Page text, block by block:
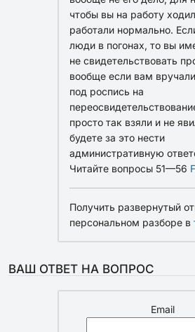
чтобы вы на работу
работали нормально.
люди в погонах, то вы
не свидетельствовать
вообще если вам
под роспись на
просто так взяли и не
будете за это нести
административную
Читайте вопросы 51—56
Получить развернутый
персональном разборе в
ВАШ ОТВЕТ НА ВОПРОС
Email